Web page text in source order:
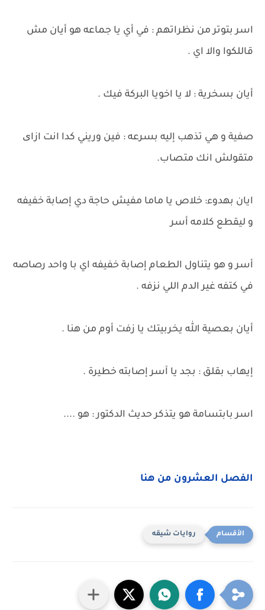
اسر بتوتر من نظراتهم : في أي يا جماعه هو أيان مش
قاللكوا والا اي .
أيان بسخرية : لا يا اخويا البركة فيك .
صفية و هي تذهب إليه بسرعه : فين وريني كدا انت ازای
متقولش انك متصاب.
ايان بهدوء: خلاص يا ماما مفيش حاجة دي إصابة خفيفه
و ليقطع كلامه أسر
أسر و هو يتناول الطعام إصابة خفيفه اي با واحد رصاصه
في كتفه غير الدم اللي نزفه .
أيان بعصية الله يخربيتك يا زفت أوم من هنا .
إيهاب بقلق : بجد يا آسر إصابته خطيرة .
اسر بابتسامة هو يتذكر حديث الدكتور : هو ....
الفصل العشرون من هنا
روايات شيقه